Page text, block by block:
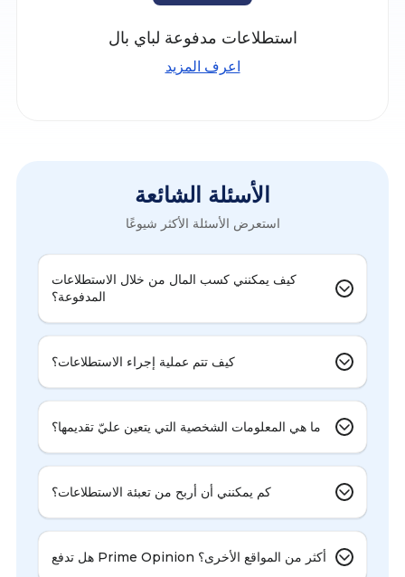
استطلاعات مدفوعة لباي بال
اعرف المزيد
الأسئلة الشائعة
استعرض الأسئلة الأكثر شيوعًا
كيف يمكنني كسب المال من خلال الاستطلاعات
المدفوعة؟
كيف تتم عملية إجراء الاستطلاعات؟
ما هي المعلومات الشخصية التي يتعين عليّ تقديمها؟
كم يمكنني أن أربح من تعبئة الاستطلاعات؟
هل تدفع Prime Opinion أكثر من المواقع الأخرى؟